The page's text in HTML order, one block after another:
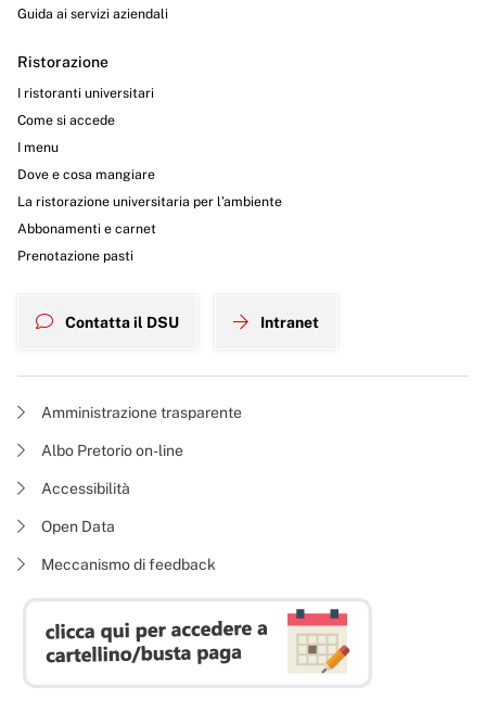
Guida ai servizi aziendali
Ristorazione
I ristoranti universitari
Come si accede
I menu
Dove e cosa mangiare
La ristorazione universitaria per l’ambiente
Abbonamenti e carnet
Prenotazione pasti
Contatta il DSU Intranet
Amministrazione trasparente
Albo Pretorio on-line
Accessibilità
Open Data
Meccanismo di feedback